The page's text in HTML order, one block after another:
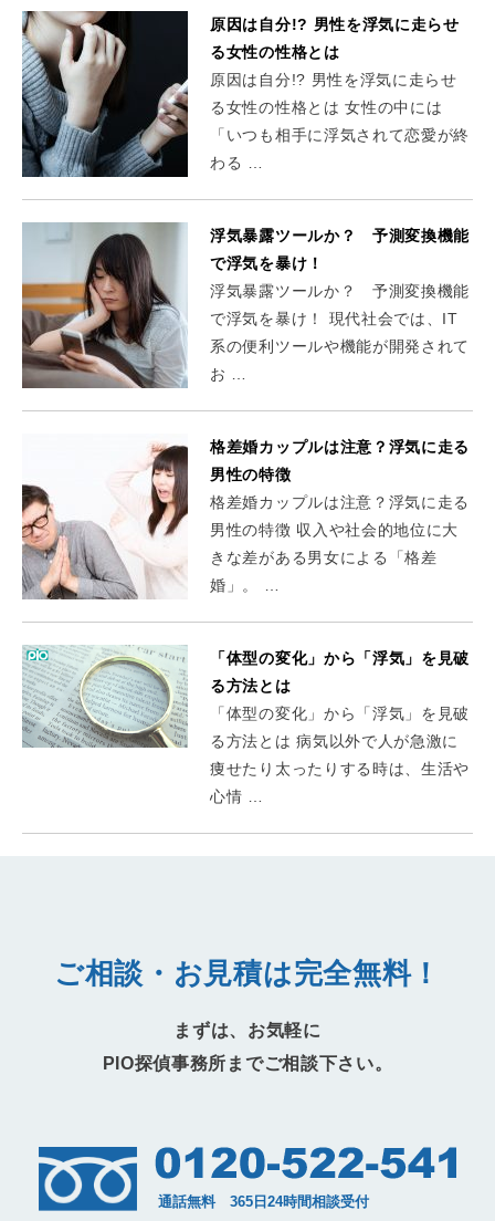
原因は自分!? 男性を浮気に走らせ
る女性の性格とは
原因は自分!? 男性を浮気に走らせ
る女性の性格とは 女性の中には
「いつも相手に浮気されて恋愛が終
わる …
浮気暴露ツールか？ 予測変換機能
で浮気を暴け！
浮気暴露ツールか？ 予測変換機能
で浮気を暴け！ 現代社会では、IT
系の便利ツールや機能が開発されて
お …
格差婚カップルは注意？浮気に走る
男性の特徴
格差婚カップルは注意？浮気に走る
男性の特徴 収入や社会的地位に大
きな差がある男女による「格差
婚」。 …
「体型の変化」から「浮気」を見破
る方法とは
「体型の変化」から「浮気」を見破
る方法とは 病気以外で人が急激に
痩せたり太ったりする時は、生活や
心情 …
ご相談・お見積は完全無料！
まずは、お気軽に
PIO探偵事務所までご相談下さい。